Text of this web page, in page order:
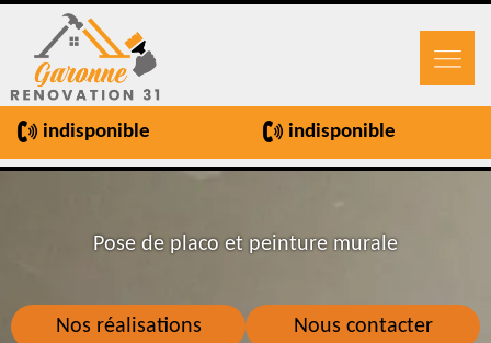
indisponible indisponible
Nos réalisations Nous contacter
Pose de placo et peinture murale